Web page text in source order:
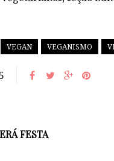
VEGAN VEGANISMO
FESTA